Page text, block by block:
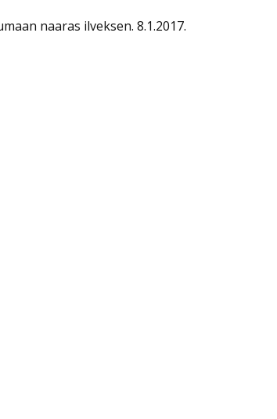
naaras ilveksen. 8.1.2017.